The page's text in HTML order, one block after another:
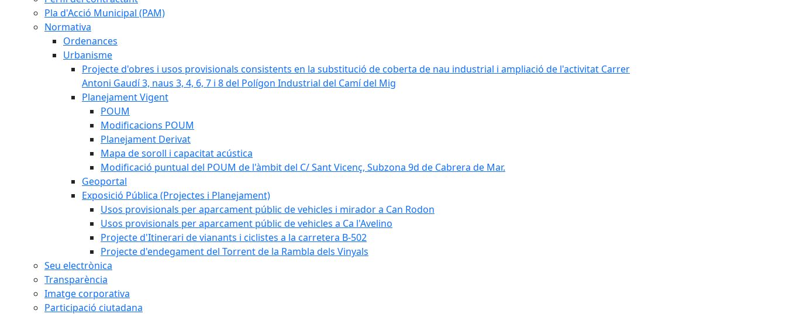
Pla d'Acció Municipal (PAM)
Normativa
Ordenances
Urbanisme
Projecte d'obres i usos provisionals consistents en la substitució de coberta de nau industrial i ampliació de l'activitat Carrer
Antoni Gaudí 3, naus 3, 4, 6, 7 i 8 del Polígon Industrial del Camí del Mig
Planejament Vigent
POUM
Modificacions POUM
Planejament Derivat
Mapa de soroll i capacitat acústica
Modificació puntual del POUM de l'àmbit del C/ Sant Vicenç, Subzona 9d de Cabrera de Mar.
Geoportal
Exposició Pública (Projectes i Planejament)
Usos provisionals per aparcament públic de vehicles i mirador a Can Rodon
Usos provisionals per aparcament públic de vehicles a Ca l'Avelino
Projecte d'Itinerari de vianants i ciclistes a la carretera B-502
Projecte d'endegament del Torrent de la Rambla dels Vinyals
Seu electrònica
Transparència
Imatge corporativa
Participació ciutadana